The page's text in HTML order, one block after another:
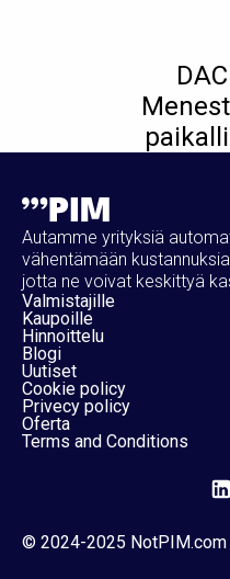
Autamme yrityksiä
vähentämään
jotta ne voivat keskittyä
Valmistajille
Kaupoille
Hinnoittelu
Blogi
Uutiset
Cookie policy
Privecy policy
Oferta
Terms and Conditions
© 2024-2025 NotPIM.com